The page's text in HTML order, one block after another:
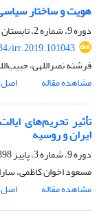
هویت و ساختار
دوره 9، شماره 2، تابستان 1398، صفحه
irr.2019.101043
فرشته نصراللهی،
مشاهده مقاله
اصل
تأثیر تحریم‌های
ایران و روسیه
دوره 9، شماره 3، پاییز 1398، صفحه
مسعود اخوان کاظمی،
مشاهده مقاله
اصل